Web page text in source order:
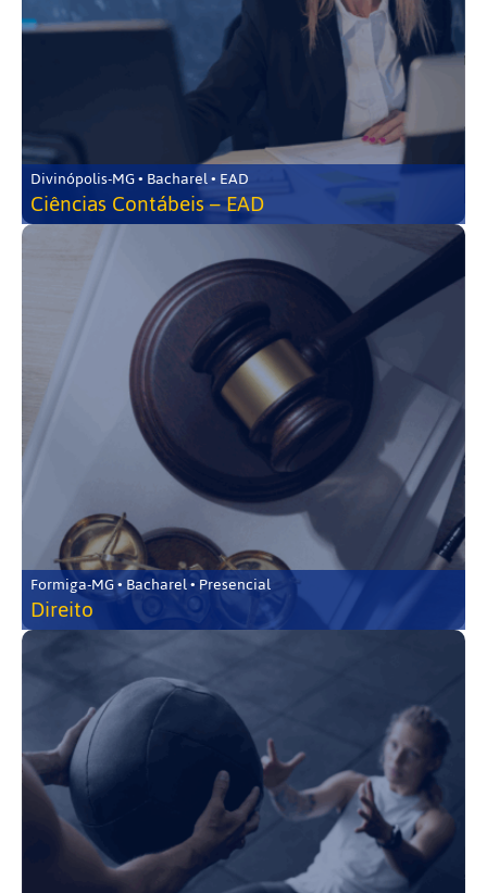
Divinópolis-MG • Bacharel • EAD
Ciências Contábeis – EAD
Formiga-MG • Bacharel • Presencial
Direito